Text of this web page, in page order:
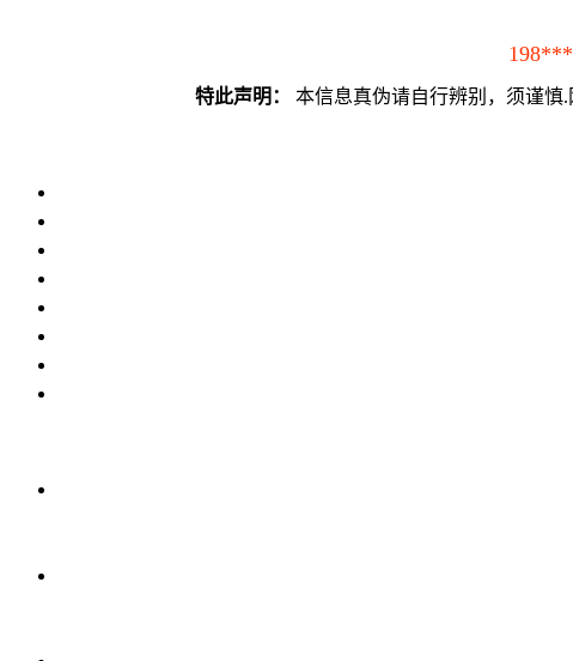
特此声明： 本信息真伪请自行辨别，须谨慎